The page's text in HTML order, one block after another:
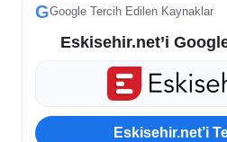
GGoogle Tercih Edilen Kaynaklar
Eskisehir.net’i
Eskisehir.net’i